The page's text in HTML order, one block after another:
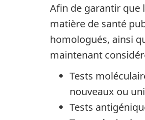
Afin de garantir que
matière de santé
homologués, ainsi
maintenant
Tests
nouveaux ou
Tests